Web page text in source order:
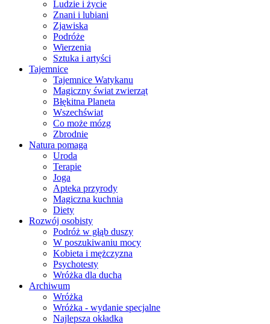
Ludzie i życie
Znani i lubiani
Zjawiska
Podróże
Wierzenia
Sztuka i artyści
Tajemnice
Tajemnice Watykanu
Magiczny świat zwierząt
Błękitna Planeta
Wszechświat
Co może mózg
Zbrodnie
Natura pomaga
Uroda
Terapie
Joga
Apteka przyrody
Magiczna kuchnia
Diety
Rozwój osobisty
Podróż w głąb duszy
W poszukiwaniu mocy
Kobieta i mężczyzna
Psychotesty
Wróżka dla ducha
Archiwum
Wróżka
Wróżka - wydanie specjalne
Najlepsza okładka